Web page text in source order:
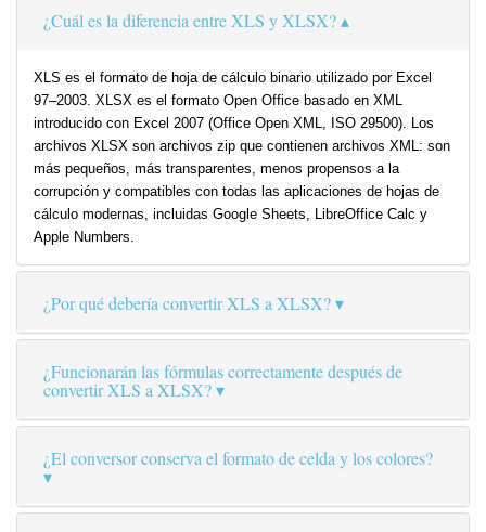
¿Cuál es la diferencia entre XLS y XLSX?
XLS es el formato de hoja de cálculo binario utilizado por Excel
97–2003. XLSX es el formato Open Office basado en XML
introducido con Excel 2007 (Office Open XML, ISO 29500). Los
archivos XLSX son archivos zip que contienen archivos XML: son
más pequeños, más transparentes, menos propensos a la
corrupción y compatibles con todas las aplicaciones de hojas de
cálculo modernas, incluidas Google Sheets, LibreOffice Calc y
Apple Numbers.
¿Por qué debería convertir XLS a XLSX?
¿Funcionarán las fórmulas correctamente después de
convertir XLS a XLSX?
¿El conversor conserva el formato de celda y los colores?